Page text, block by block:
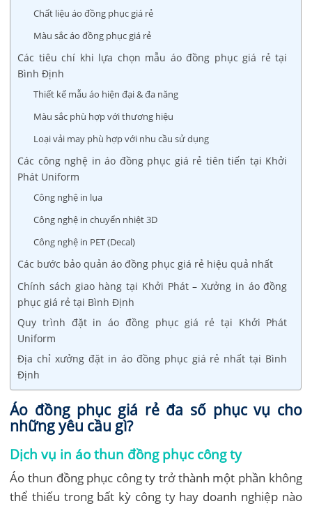
Chất liệu áo đồng phục giá rẻ
Màu sắc áo đồng phục giá rẻ
Các tiêu chí khi lựa chọn mẫu áo đồng phục giá rẻ tại
Bình Định
Thiết kế mẫu áo hiện đại & đa năng
Màu sắc phù hợp với thương hiệu
Loại vải may phù hợp với nhu cầu sử dụng
Các công nghệ in áo đồng phục giá rẻ tiên tiến tại Khởi
Phát Uniform
Công nghệ in lụa
Công nghệ in chuyển nhiệt 3D
Công nghệ in PET (Decal)
Các bước bảo quản áo đồng phục giá rẻ hiệu quả nhất
Chính sách giao hàng tại Khởi Phát – Xưởng in áo đồng
phục giá rẻ tại Bình Định
Quy trình đặt in áo đồng phục giá rẻ tại Khởi Phát
Uniform
Địa chỉ xưởng đặt in áo đồng phục giá rẻ nhất tại Bình
Định
Áo đồng phục giá rẻ đa số phục vụ cho
những yêu cầu gì?
Dịch vụ in áo thun đồng phục công ty
Áo thun đồng phục công ty trở thành một phần không
thể thiếu trong bất kỳ công ty hay doanh nghiệp nào